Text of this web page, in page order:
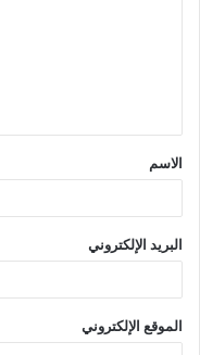
ق
*
الاسم
البريد الإلكتروني
الموقع الإلكتروني